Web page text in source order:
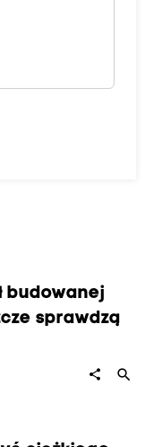
budowanej
sprawdzą
share search